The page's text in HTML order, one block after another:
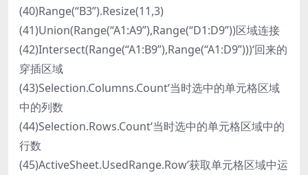
(40)Range(“B3”).Resize(11,3)
(41)Union(Range(“A1:A9”),Range(“D1:D9”))区域连接
(42)Intersect(Range(“A1:B9”),Range(“A1:D9”)))‘回来的
穿插区域
(43)Selection.Columns.Count‘当时选中的单元格区域
中的列数
(44)Selection.Rows.Count‘当时选中的单元格区域中的
行数
(45)ActiveSheet.UsedRange.Row‘获取单元格区域中运